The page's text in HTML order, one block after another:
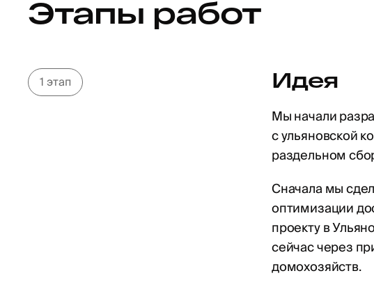
Этапы работ
1 этап Идея
Мы начали
с ульяновской
раздельном
Сначала мы
оптимизации
проекту в
сейчас через
домохозяйств.